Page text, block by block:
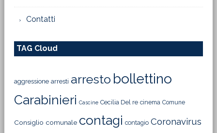
Contatti
TAG Cloud
aggressione arresti arresto bollettino
Carabinieri Cascine Cecilia Del re cinema Comune
Consiglio comunale contagi contagio Coronavirus